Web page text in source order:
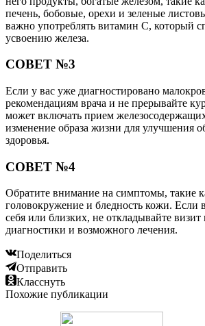
печень, бобовые, орехи и зеленые
важно употреблять витамин C, который
усвоению железа.
СОВЕТ №3
Если у вас уже диагностировано
рекомендациям врача и не прерывайте
может включать прием
изменение образа жизни для улучшения
здоровья.
СОВЕТ №4
Обратите внимание на симптомы, такие
головокружение и бледность кожи. Если
себя или близких, не откладывайте визит
диагностики и возможного лечения.
Поделиться
Отправить
Класснуть
Похожие публикации